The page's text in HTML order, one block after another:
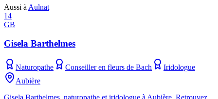
Aussi à Aulnat
14
GB
Gisela Barthelmes
Naturopathe Conseiller en fleurs de Bach
Iridologue
Aubière
Gisela Barthelmes, naturopathe et iridologue à Aubière. Retrouvez